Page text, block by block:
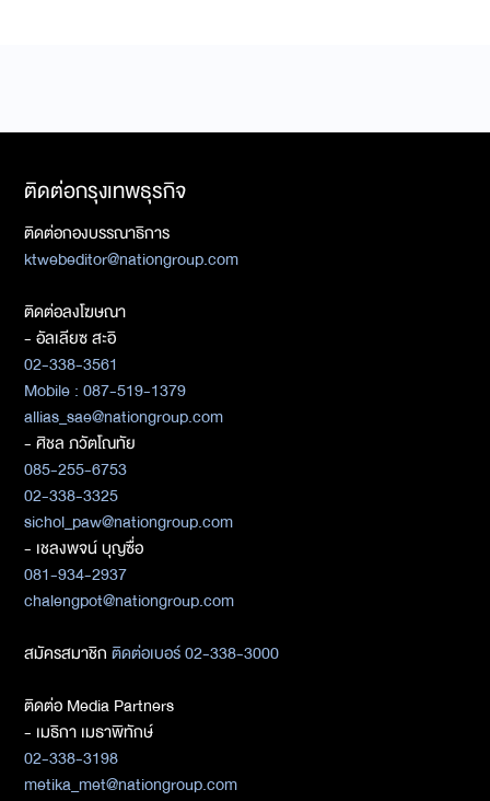
ติดต่อกรุงเทพธุรกิจ
ติดต่อกองบรรณาธิการ
ktwebeditor@nationgroup.com
ติดต่อลงโฆษณา
- อัลเลียซ สะอิ
02-338-3561
Mobile : 087-519-1379
allias_sae@nationgroup.com
- ศิชล ภวัตโณทัย
085-255-6753
02-338-3325
sichol_paw@nationgroup.com
- เชลงพจน์ บุญซื่อ
081-934-2937
chalengpot@nationgroup.com
สมัครสมาชิกติดต่อเบอร์ 02-338-3000
ติดต่อ Media Partners
- เมธิกา เมธาพิทักษ์
02-338-3198
metika_met@nationgroup.com